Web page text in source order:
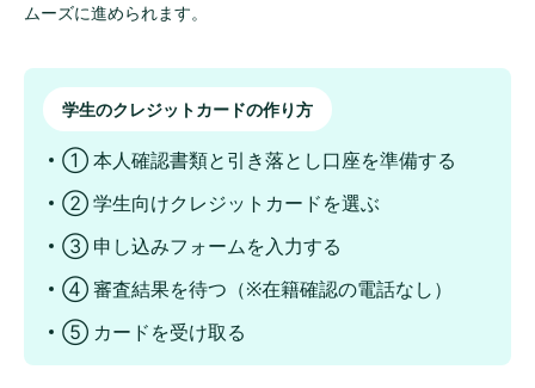
エポスカード｜最短即日発行！カラオケや居酒
三井住友カード(NL)｜リワードアップ U25で固
定費の還元率を底上げ
楽天カード アカデミー｜教科書購入や帰省でお
得な学生専用カード
クレジットカード選びに迷ったら簡単診断
注意点
注意点1：住所や名前の入力ミスを徹底的に防ぐ
ムーズに進められます。
学生のクレジットカードの作り方
① 本人確認書類と引き落とし口座を準備する
② 学生向けクレジットカードを選ぶ
③ 申し込みフォームを入力する
④ 審査結果を待つ（※在籍確認の電話なし）
⑤ カードを受け取る